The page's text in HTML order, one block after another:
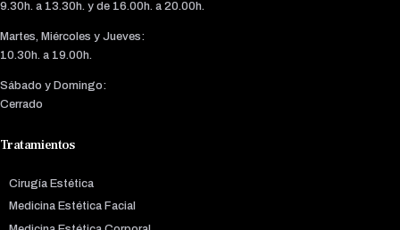
9.30h. a 13.30h. y de 16.00h. a 20.00h.
Martes, Miércoles y Jueves:
10.30h. a 19.00h.
Sábado y Domingo:
Cerrado
Tratamientos
Cirugía Estética
Medicina Estética Facial